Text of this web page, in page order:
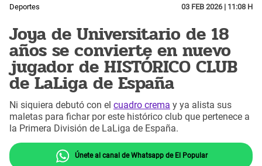
Deportes 03 FEB 2026 | 11:08 H
Joya de Universitario de 18
años se convierte en nuevo
jugador de HISTÓRICO CLUB
de LaLiga de España
Ni siquiera debutó con el cuadro crema y ya alista sus
maletas para fichar por este histórico club que pertenece a
la Primera División de LaLiga de España.
Únete al canal de Whatsapp de El Popular